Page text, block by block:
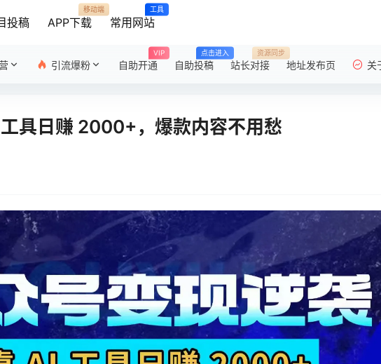
投稿 APP下载
移动端
常用网站
工具
引流爆粉 自助开通
VIP
自助投稿
点击进入
站长对接
资源同步
地址发布页 关
具日赚 2000+，爆款内容不用愁